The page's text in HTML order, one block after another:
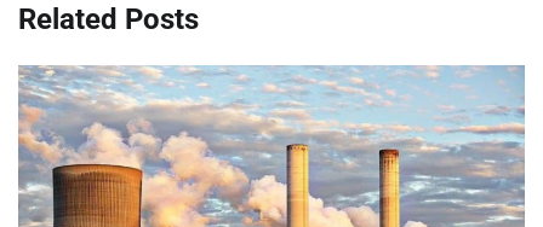
Related Posts